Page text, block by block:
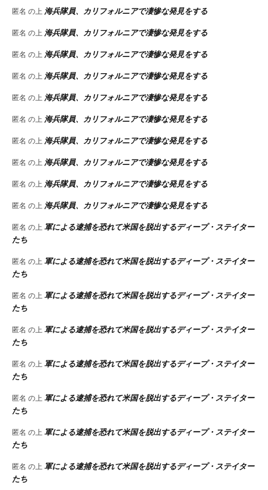
匿名 の上 海兵隊員、カリフォルニアで凄惨な発見をする
匿名 の上 海兵隊員、カリフォルニアで凄惨な発見をする
匿名 の上 海兵隊員、カリフォルニアで凄惨な発見をする
匿名 の上 海兵隊員、カリフォルニアで凄惨な発見をする
匿名 の上 海兵隊員、カリフォルニアで凄惨な発見をする
匿名 の上 海兵隊員、カリフォルニアで凄惨な発見をする
匿名 の上 海兵隊員、カリフォルニアで凄惨な発見をする
匿名 の上 海兵隊員、カリフォルニアで凄惨な発見をする
匿名 の上 海兵隊員、カリフォルニアで凄惨な発見をする
匿名 の上 海兵隊員、カリフォルニアで凄惨な発見をする
匿名 の上 軍による逮捕を恐れて米国を脱出するディープ・ステイター
たち
匿名 の上 軍による逮捕を恐れて米国を脱出するディープ・ステイター
たち
匿名 の上 軍による逮捕を恐れて米国を脱出するディープ・ステイター
たち
匿名 の上 軍による逮捕を恐れて米国を脱出するディープ・ステイター
たち
匿名 の上 軍による逮捕を恐れて米国を脱出するディープ・ステイター
たち
匿名 の上 軍による逮捕を恐れて米国を脱出するディープ・ステイター
たち
匿名 の上 軍による逮捕を恐れて米国を脱出するディープ・ステイター
たち
匿名 の上 軍による逮捕を恐れて米国を脱出するディープ・ステイター
たち